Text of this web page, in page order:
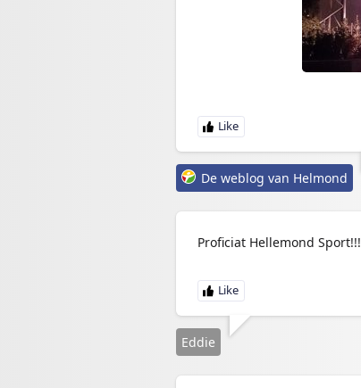
De weblog van Helmond
Proficiat Hellemond Sport!!!
Eddie